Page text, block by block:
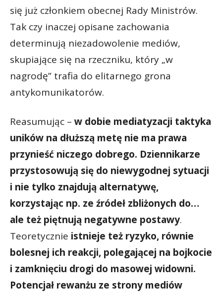
się już członkiem obecnej Rady Ministrów.
Tak czy inaczej opisane zachowania
determinują niezadowolenie mediów,
skupiające się na rzeczniku, który „w
nagrodę” trafia do elitarnego grona
antykomunikatorów.
Reasumując – w dobie mediatyzacji taktyka
uników na dłuższą metę nie ma prawa
przynieść niczego dobrego. Dziennikarze
przystosowują się do niewygodnej sytuacji
i nie tylko znajdują alternatywę,
korzystając np. ze źródeł zbliżonych do…
ale też piętnują negatywne postawy.
Teoretycznie istnieje też ryzyko, równie
bolesnej ich reakcji, polegającej na bojkocie
i zamknięciu drogi do masowej widowni.
Potencjał rewanżu ze strony mediów